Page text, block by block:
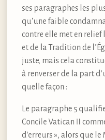
ses paragraphes les
qu’une faible
contre elle met en relief
et de la Tradition de
juste, mais cela
à renverser de la part
quelle façon :
Le paragraphe 5
Concile Vatican II
d’erreurs », alors que